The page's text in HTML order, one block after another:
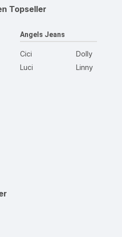
Topseller
Angels Jeans
Cici
Luci
Dolly
Linny